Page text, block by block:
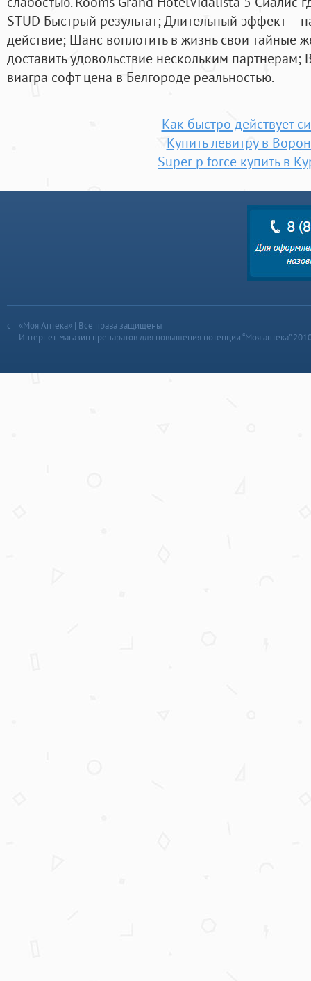
STUD Быстрый результат; Длительный эффект —
действие; Шанс воплотить в жизнь свои тайные
доставить удовольствие нескольким
виагра софт цена в Белгороде реальностью.
Как быстро действует
Купить левитру в
Super p force купить в
«Моя Аптека» | Все права защищены
Интернет-магазин препаратов для повышения потенции “Моя аптека”